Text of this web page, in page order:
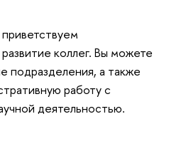
коллег. Вы можете
подразделения, а также
работу с
деятельностью.